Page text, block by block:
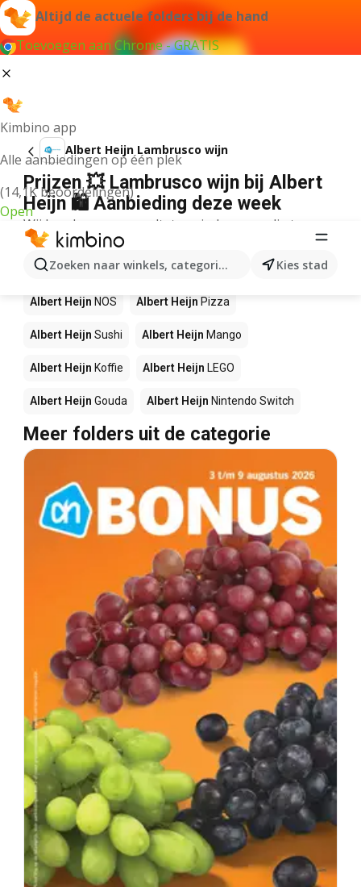
Altijd de actuele folders bij de hand
Toevoegen aan Chrome - GRATIS
Kimbino app
Alle aanbiedingen op één plek
(14,1K beoordelingen)
Open
Zoeken naar winkels, categorieën, producten...
Kies stad
Albert Heijn Lambrusco wijn
Prijzen 💥 Lambrusco wijn bij Albert
Heijn 🛍️ Aanbieding deze week
Wij konden geen resultaten vinden voor die term.
Andere producten in winkels Albert
Heijn
Albert Heijn NOS Albert Heijn Pizza
Albert Heijn Sushi Albert Heijn Mango
Albert Heijn Koffie Albert Heijn LEGO
Albert Heijn Gouda Albert Heijn Nintendo Switch
Meer folders uit de categorie